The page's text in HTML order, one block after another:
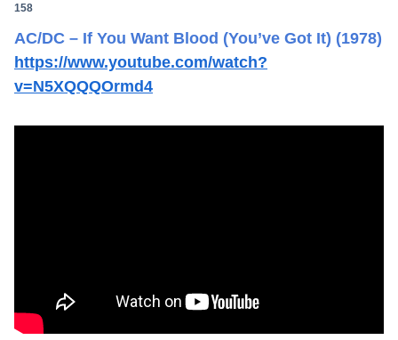
158
AC/DC – If You Want Blood (You’ve Got It) (1978)
https://www.youtube.com/watch?
v=N5XQQQOrmd4